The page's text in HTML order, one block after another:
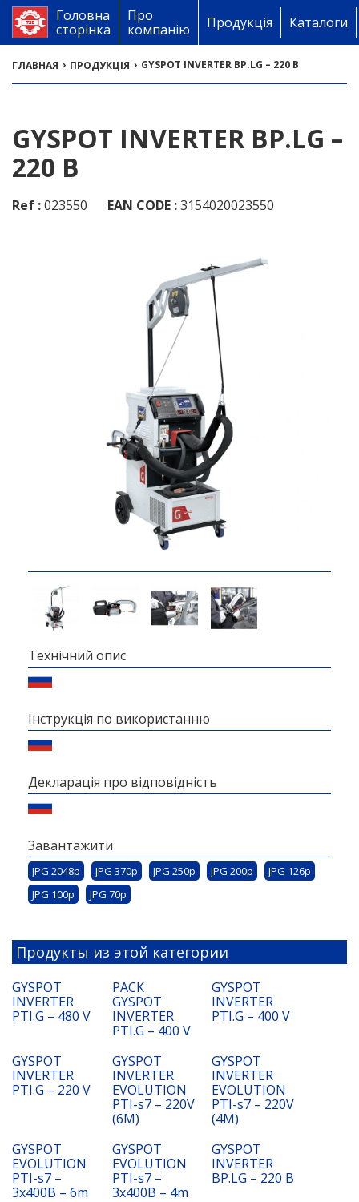
Головна
сторінка
Про
компанію
Продукція Каталоги
ГЛАВНАЯ › ПРОДУКЦІЯ › GYSPOT INVERTER BP.LG – 220 B
GYSPOT INVERTER BP.LG –
220 B
Ref :023550 EAN CODE :3154020023550
Технічний опис
Інструкція по використанню
Декларація про відповідність
Завантажити
JPG 2048p JPG 370p JPG 250p JPG 200p
JPG 126p
JPG 100p
JPG 70p
Продукты из этой категории
GYSPOT
INVERTER
PTI.G – 480 V
PACK
GYSPOT
INVERTER
PTI.G – 400 V
GYSPOT
INVERTER
PTI.G – 400 V
GYSPOT
INVERTER
PTI.G – 220 V
GYSPOT
INVERTER
EVOLUTION
PTI-s7 – 220V
(6M)
GYSPOT
INVERTER
EVOLUTION
PTI-s7 – 220V
(4M)
GYSPOT
EVOLUTION
PTI-s7 –
3x400B – 6m
GYSPOT
EVOLUTION
PTI-s7 –
3x400B – 4m
GYSPOT
INVERTER
BP.LG – 220 B